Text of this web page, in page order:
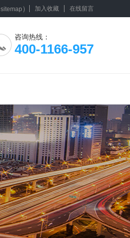
sitemap ） 加入收藏 在线留言
咨询热线：
400-1166-957